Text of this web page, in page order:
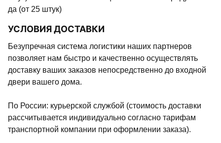
да (от 25 штук)
УСЛОВИЯ ДОСТАВКИ
Безупречная система логистики наших партнеров
позволяет нам быстро и качественно осуществлять
доставку ваших заказов непосредственно до входной
двери вашего дома.
По России: курьерской службой (стоимость доставки
рассчитывается индивидуально согласно тарифам
транспортной компании при оформлении заказа).